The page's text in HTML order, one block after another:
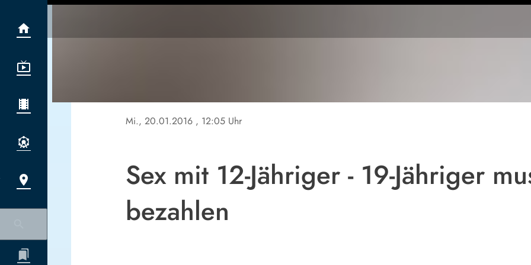
Mi., 20.01.2016 , 12:05 Uhr
Sex mit 12-Jähriger - 19-Jähriger
bezahlen